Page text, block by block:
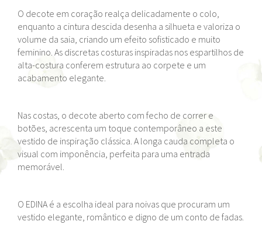
O decote em coração realça delicadamente o colo,
enquanto a cintura descida desenha a silhueta e valoriza o
volume da saia, criando um efeito sofisticado e muito
feminino. As discretas costuras inspiradas nos espartilhos de
alta-costura conferem estrutura ao corpete e um
acabamento elegante.
Nas costas, o decote aberto com fecho de correr e
botões, acrescenta um toque contemporâneo a este
vestido de inspiração clássica. A longa cauda completa o
visual com imponência, perfeita para uma entrada
memorável.
O EDINA é a escolha ideal para noivas que procuram um
vestido elegante, romântico e digno de um conto de fadas.